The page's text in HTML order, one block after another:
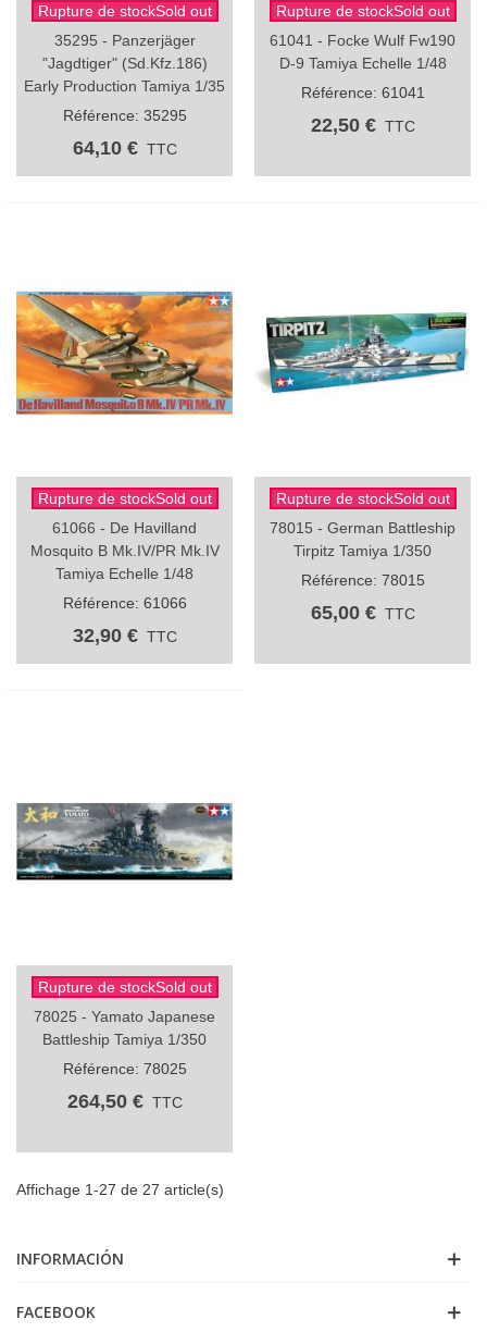
Rupture de stockSold out
35295 - Panzerjäger
"Jagdtiger" (Sd.Kfz.186)
Early Production Tamiya 1/35
Référence: 35295
64,10 € TTC
Rupture de stockSold out
61041 - Focke Wulf Fw190
D-9 Tamiya Echelle 1/48
Référence: 61041
22,50 € TTC
Rupture de stockSold out
61066 - De Havilland
Mosquito B Mk.IV/PR Mk.IV
Tamiya Echelle 1/48
Référence: 61066
32,90 € TTC
Rupture de stockSold out
78015 - German Battleship
Tirpitz Tamiya 1/350
Référence: 78015
65,00 € TTC
Rupture de stockSold out
78025 - Yamato Japanese
Battleship Tamiya 1/350
Référence: 78025
264,50 € TTC
Affichage 1-27 de 27 article(s)
INFORMACIÓN
FACEBOOK